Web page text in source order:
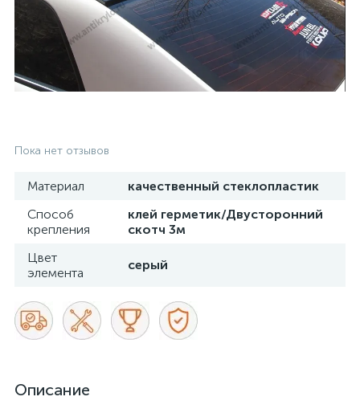
Пока нет отзывов
Материал
качественный стеклопластик
Способ
крепления
клей герметик/Двусторонний
скотч 3м
Цвет
элемента
серый
Описание